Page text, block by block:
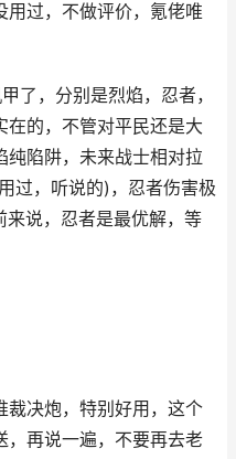
用过，不做评价，氪佬唯
，分别是烈焰，忍者，
在的，不管对平民还是大
纯陷阱，未来战士相对拉
过，听说的)，忍者伤害极
来说，忍者是最优解，等
决炮，特别好用，这个
，再说一遍，不要再去老